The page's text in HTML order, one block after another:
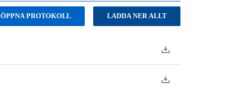
ÖPPNA PROTOKOLL LADDA NER ALLT